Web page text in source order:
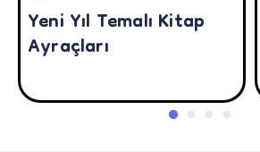
Yeni Yıl Temalı Kitap
Ayraçları